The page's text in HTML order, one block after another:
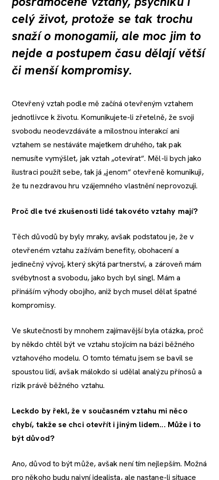
celý život, protože se tak trochu
snaží o monogamii, ale moc jim to
nejde a postupem času dělají větší
či menší kompromisy.
Otevřený vztah podle mě začíná otevřeným vztahem
jednotlivce k životu. Komunikujete-li zřetelně, že svoji
svobodu neodevzdáváte a milostnou interakcí ani
vztahem se nestáváte majetkem druhého, tak pak
nemusíte vymýšlet, jak vztah „otevírat“. Měl-li bych jako
ilustraci použít sebe, tak já „jenom“ otevřeně komunikuji,
že tu nezdravou hru vzájemného vlastnění neprovozuji.
Proč dle tvé zkušenosti lidé takovéto vztahy mají?
Těch důvodů by byly mraky, avšak podstatou je, že v
otevřeném vztahu zažívám benefity, obohacení a
jedinečný vývoj, který skýtá partnerství, a zároveň mám
svébytnost a svobodu, jako bych byl singl. Mám a
přináším výhody obojího, aniž bych musel dělat špatné
kompromisy.
Ve skutečnosti by mnohem zajímavější byla otázka, proč
by někdo chtěl být ve vztahu stojícím na bázi běžného
vztahového modelu. O tomto tématu jsem se bavil se
spoustou lidí, avšak málokdo si udělal analýzu přínosů a
rizik právě běžného vztahu.
Leckdo by řekl, že v současném vztahu mi něco
chybí, takže se chci otevřít i jiným lidem... Může i to
být důvod?
Ano, důvod to být může, avšak není tím nejlepším. Možná
pro někoho budu naivní idealista, ale nastane-li situace